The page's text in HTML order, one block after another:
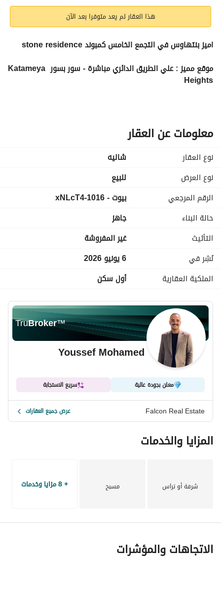
هذا العقار لم يعد متوفرا بعد الآن
اميز بنتهاوس في التجمع الخامس كمبوند stone residence
موقع مميز : علي الطريق الدائري مباشرة - سور بسور Katameya
Heights
view
full privacy - open view
للتواصل و المعاينه :
عرض معلومات الاتصال
معلومات عن العقار
نوع العقار
شاليه
نوع العرض
للبيع
الرقم المرجعي
بيوت - 1016-xNLcT4
حالة البناء
جاهز
التأثيث
غير المفروشة
نُشِر في
6 يونيو 2026
الملكية العقارية
أول سكن
TruBroker™
Youssef Mohamed
معلن بجودة عالية سريع الاستجابة
Falcon Real Estate عرض جميع العقارات
المزايا والخدمات
شرفة أو تراس مسبح + 8 مزايا وخدمات
الاتجاهات والمؤشرات